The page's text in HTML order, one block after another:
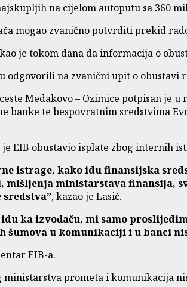
na cijelom autoputu sa 360
mogao zvanično potvrditi prekid
je tokom dana da informacija o
odgovorili na zvanični upit o obustavi
Medakovo – Ozimice potpisan je u
banke te bespovratnim sredstvima
EIB obustavio isplate zbog internih
istrage, kako idu finansijska
mišljenja ministarstava finansija,
, kazao je Lasić.
idu ka izvođaču, mi samo
šumova u komunikaciji i u banci
EIB-a.
ministarstva prometa i komunikacija